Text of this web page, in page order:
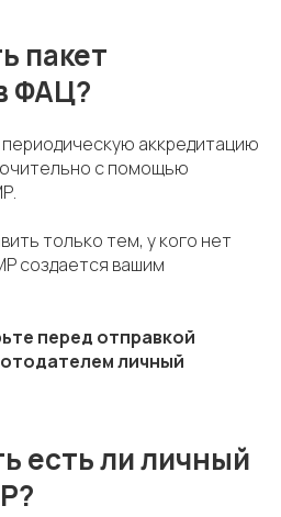
пакет
ФАЦ?
аккредитацию
с помощью
только тем, у кого нет
создается вашим
перед отправкой
личный
есть ли личный